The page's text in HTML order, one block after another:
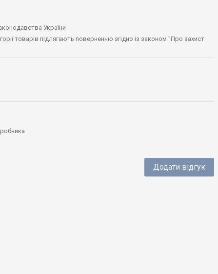
України
товарів підлягають поверненню згідно із законом "Про захист
Додати відгук